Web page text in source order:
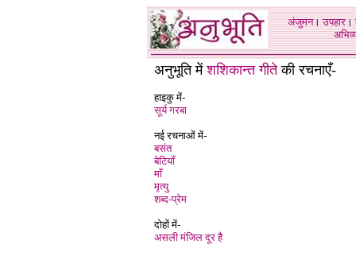
अंजुमन।उपहार।
अनुभूति मेंशशिकान्त गीतेकी रचनाएँ-
हाइकु में-
सूर्य गरबा
नई रचनाओं में-
बसंत
बेटियाँ
माँ
मृत्यु
शब्द-प्रेम
दोहों में-
असली मंजिल दूर है